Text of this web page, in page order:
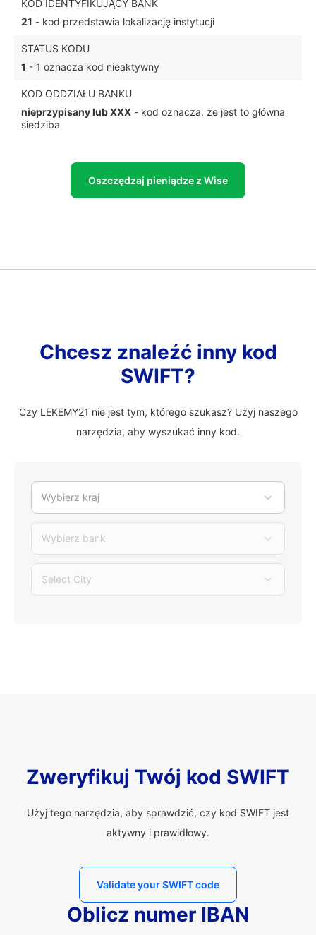
KOD IDENTYFIKUJĄCY BANK
21 - kod przedstawia lokalizację instytucji
STATUS KODU
1 - 1 oznacza kod nieaktywny
KOD ODDZIAŁU BANKU
nieprzypisany lub XXX - kod oznacza, że jest to główna
siedziba
Oszczędzaj pieniądze z Wise
Chcesz znaleźć inny kod
SWIFT?
Czy LEKEMY21 nie jest tym, którego szukasz? Użyj naszego
narzędzia, aby wyszukać inny kod.
Wybierz kraj
Wybierz bank
Select City
Zweryfikuj Twój kod SWIFT
Użyj tego narzędzia, aby sprawdzić, czy kod SWIFT jest
aktywny i prawidłowy.
Validate your SWIFT code
Oblicz numer IBAN